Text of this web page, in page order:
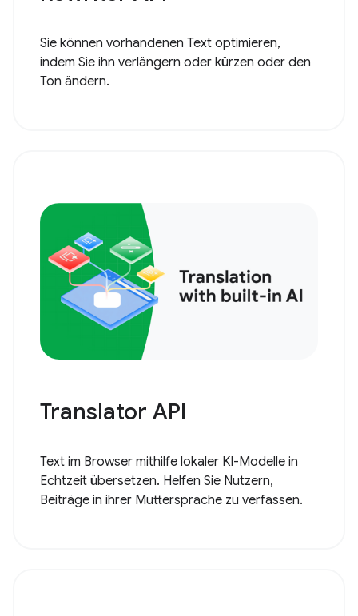
Sie können vorhandenen Text optimieren,
indem Sie ihn verlängern oder kürzen oder den
Ton ändern.
Translator API
Text im Browser mithilfe lokaler KI-Modelle in
Echtzeit übersetzen. Helfen Sie Nutzern,
Beiträge in ihrer Muttersprache zu verfassen.